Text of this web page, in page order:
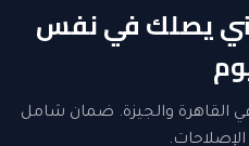
يصلك في نفس
نصلك في القاهرة والجيزة. ضمان شامل